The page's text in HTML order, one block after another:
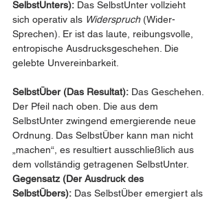
SelbstUnters): Das SelbstUnter vollzieht
sich operativ als Widerspruch (Wider-
Sprechen). Er ist das laute, reibungsvolle,
entropische Ausdrucksgeschehen. Die
gelebte Unvereinbarkeit.
SelbstÜber (Das Resultat): Das Geschehen.
Der Pfeil nach oben. Die aus dem
SelbstUnter zwingend emergierende neue
Ordnung. Das SelbstÜber kann man nicht
„machen“, es resultiert ausschließlich aus
dem vollständig getragenen SelbstUnter.
Gegensatz (Der Ausdruck des
SelbstÜbers): Das SelbstÜber emergiert als